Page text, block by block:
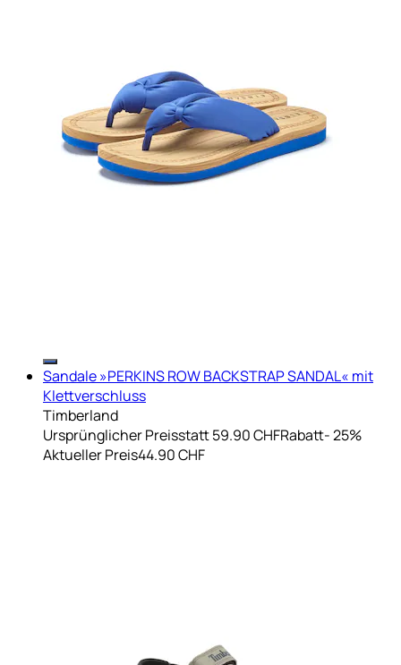
Sandale »PERKINS ROW BACKSTRAP SANDAL« mit
Klettverschluss
Timberland
Ursprünglicher Preisstatt 59.90 CHFRabatt- 25%
Aktueller Preis44.90 CHF